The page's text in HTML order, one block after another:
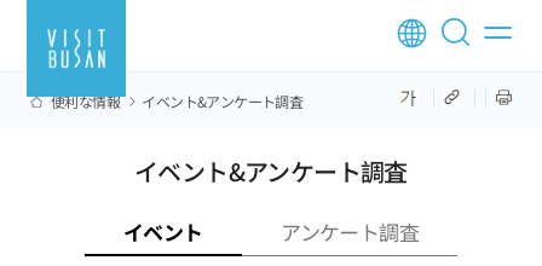
便利な情報 イベント&アンケート調査
イベント&アンケート調査
イベント アンケート調査